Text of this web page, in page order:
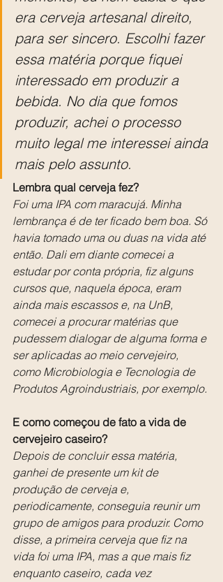
era cerveja artesanal direito,
para ser sincero. Escolhi fazer
essa matéria porque fiquei
interessado em produzir a
bebida. No dia que fomos
produzir, achei o processo
muito legal me interessei ainda
mais pelo assunto.
Lembra qual cerveja fez?
Foi uma IPA com maracujá. Minha
lembrança é de ter ficado bem boa. Só
havia tomado uma ou duas na vida até
então. Dali em diante comecei a
estudar por conta própria, fiz alguns
cursos que, naquela época, eram
ainda mais escassos e, na UnB,
comecei a procurar matérias que
pudessem dialogar de alguma forma e
ser aplicadas ao meio cervejeiro,
como Microbiologia e Tecnologia de
Produtos Agroindustriais, por exemplo.
E como começou de fato a vida de
cervejeiro caseiro?
Depois de concluir essa matéria,
ganhei de presente um kit de
produção de cerveja e,
periodicamente, conseguia reunir um
grupo de amigos para produzir. Como
disse, a primeira cerveja que fiz na
vida foi uma IPA, mas a que mais fiz
enquanto caseiro, cada vez